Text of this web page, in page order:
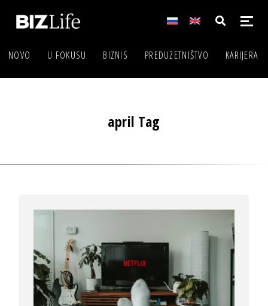
NOVO U FOKUSU BIZNIS PREDUZETNIŠTVO KARIJERA
april Tag